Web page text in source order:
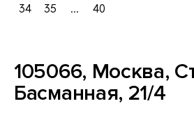
34
35 ... 40
105066, Москва,
Басманная, 21/4